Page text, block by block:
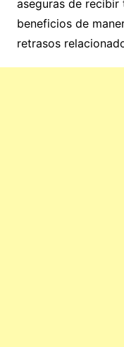
aseguras de
beneficios de
retrasos